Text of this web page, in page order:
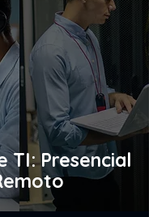
TI: Presencial